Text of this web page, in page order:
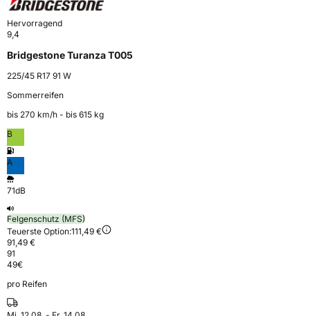
Hervorragend
9,4
Bridgestone Turanza T005
225/45 R17 91 W
Sommerreifen
bis 270 km⁠/⁠h - bis 615 kg
B
A
71dB
Felgenschutz (MFS)
Teuerste Option:111,49 €
91,49 €
91
49€
pro Reifen